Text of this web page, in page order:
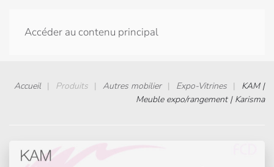
Accéder au contenu principal
Accueil Produits Autres mobilier Expo-Vitrines
KAM |
Meuble expo/rangement | Karisma